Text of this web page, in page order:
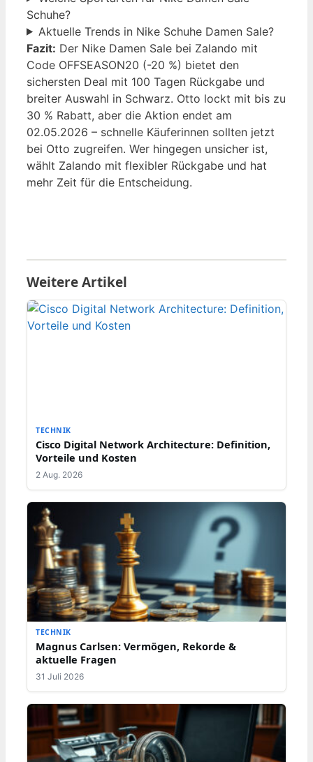
Schuhe?
Aktuelle Trends in Nike Schuhe Damen Sale?
Fazit: Der Nike Damen Sale bei Zalando mit
Code OFFSEASON20 (-20 %) bietet den
sichersten Deal mit 100 Tagen Rückgabe und
breiter Auswahl in Schwarz. Otto lockt mit bis zu
30 % Rabatt, aber die Aktion endet am
02.05.2026 – schnelle Käuferinnen sollten jetzt
bei Otto zugreifen. Wer hingegen unsicher ist,
wählt Zalando mit flexibler Rückgabe und hat
mehr Zeit für die Entscheidung.
Weitere Artikel
TECHNIK
Cisco Digital Network Architecture: Definition,
Vorteile und Kosten
2 Aug. 2026
TECHNIK
Magnus Carlsen: Vermögen, Rekorde &
aktuelle Fragen
31 Juli 2026